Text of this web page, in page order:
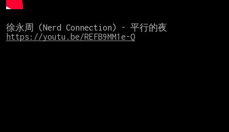
https://youtu.be/REFB9MM1e-Q